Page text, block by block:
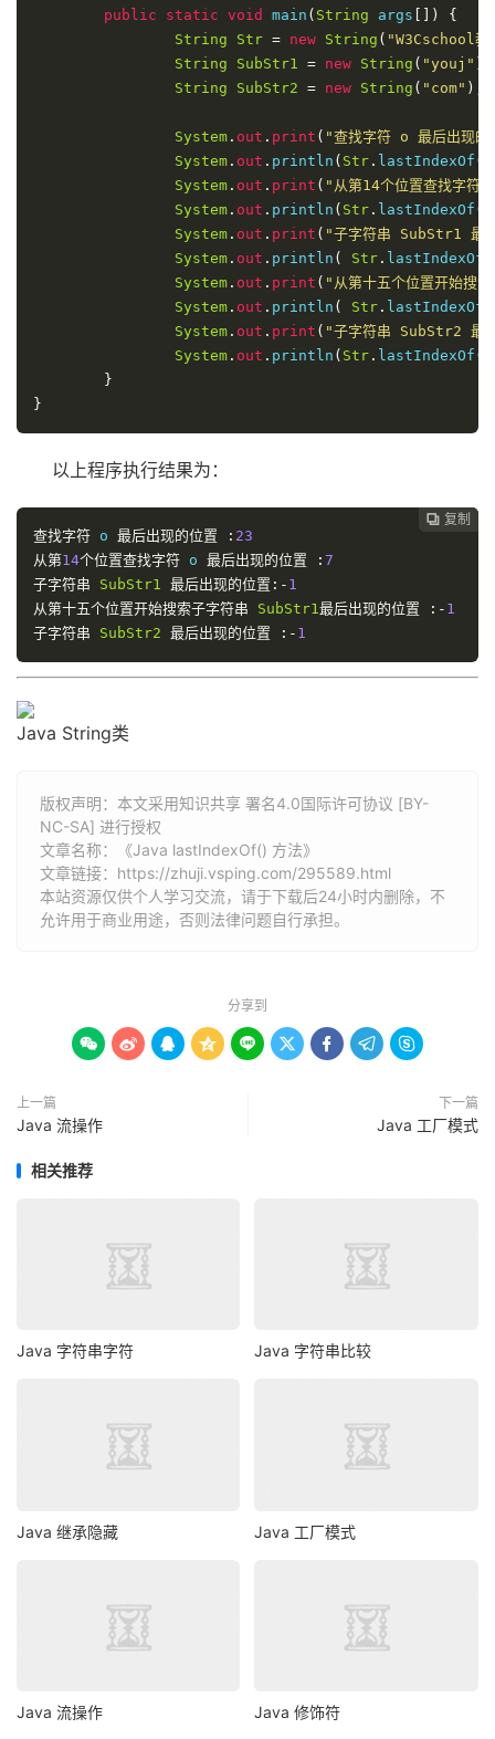
public
static void main ( String args [])
{
String
Str = new String ( "W3Cschool
String
SubStr1 = new String ( "youj"
String
SubStr2 = new String ( "com" );
System . out . print ( "查找字符 o 最后出现
System . out . println ( Str . lastIndexOf (
System . out . print ( "从第14个位置查找字
System . out . println ( Str . lastIndexOf (
System . out . print ( "子字符串 SubStr1 最
System . out . println ( Str . lastIndexOf
System . out . print ( "从第十五个位置开始搜
System . out . println ( Str . lastIndexOf
System . out . print ( "子字符串 SubStr2 最
System . out . println ( Str . lastIndexOf (
}
}
以上程序执行结果为：
 复制
 复制
 复制
查找字符 o 最后出现的位置 : 23
从第14个位置查找字符 o 最后出现的位置 : 7
子字符串
SubStr1 最后出现的位置:- 1
从第十五个位置开始搜索子字符串
SubStr1最后出现的位置 :- 1
子字符串
SubStr2 最后出现的位置 :- 1
Java String类
版权声明：本文采用知识共享 署名4.0国际许可协议 [BY-
NC-SA] 进行授权
文章名称：《Java lastIndexOf() 方法》
文章链接： https://zhuji.vsping.com/295589.html
本站资源仅供个人学习交流，请于下载后24小时内删除，不
允许用于商业用途，否则法律问题自行承担。
分享到
        
上一篇
Java 流操作
下一篇
Java 工厂模式
相关推荐
Java 字符串字符 Java 字符串比较
Java 继承隐藏 Java 工厂模式
Java 流操作 Java 修饰符